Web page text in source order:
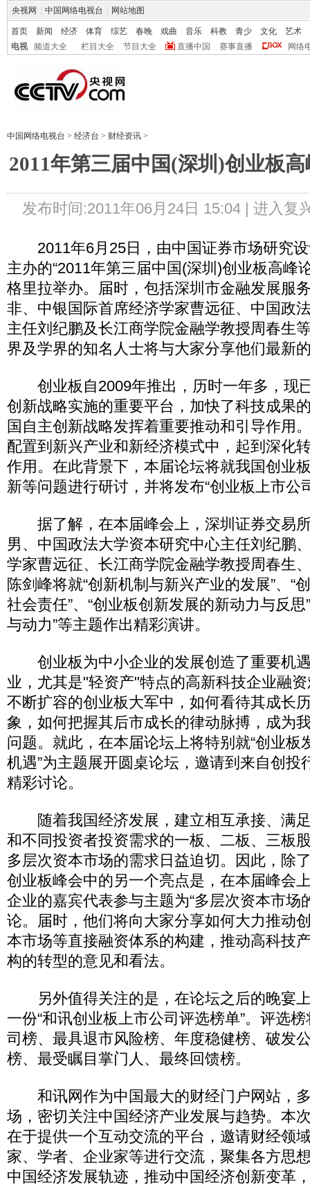
央视网 中国网络电视台 网站地图
首页 新闻 经济 体育 综艺 春晚 戏曲 音乐 科教 青少 文化
艺术
电视
频道大全 栏目大全 节目大全 直播中国 赛事直播 网络
中国网络电视台 > 经济台 > 财经资讯 >
2011年第三届中国(深圳)创业板
发布时间:2011年06月24日 15:04 | 进入复
2011年6月25日，由中国证券市场研究设
主办的“2011年第三届中国(深圳)创业板高峰
格里拉举办。届时，包括深圳市金融发展服
非、中银国际首席经济学家曹远征、中国政
主任刘纪鹏及长江商学院金融学教授周春生
界及学界的知名人士将与大家分享他们最新
创业板自2009年推出，历时一年多，现
创新战略实施的重要平台，加快了科技成果
国自主创新战略发挥着重要推动和引导作用
配置到新兴产业和新经济模式中，起到深化
作用。在此背景下，本届论坛将就我国创业
新等问题进行研讨，并将发布“创业板上市公
据了解，在本届峰会上，深圳证券交易
男、中国政法大学资本研究中心主任刘纪鹏
学家曹远征、长江商学院金融学教授周春生
陈剑峰将就“创新机制与新兴产业的发展”、“
社会责任”、“创业板创新发展的新动力与反思
与动力”等主题作出精彩演讲。
创业板为中小企业的发展创造了重要机
业，尤其是"轻资产"特点的高新科技企业融
不断扩容的创业板大军中，如何看待其成长
象，如何把握其后市成长的律动脉搏，成为
问题。就此，在本届论坛上将特别就“创业板
机遇”为主题展开圆桌论坛，邀请到来自创投
精彩讨论。
随着我国经济发展，建立相互承接、满
和不同投资者投资需求的一板、二板、三板
多层次资本市场的需求日益迫切。因此，除
创业板峰会中的另一个亮点是，在本届峰会
企业的嘉宾代表参与主题为“多层次资本市场
论。届时，他们将向大家分享如何大力推动
本市场等直接融资体系的构建，推动高科技
构的转型的意见和看法。
另外值得关注的是，在论坛之后的晚宴
一份“和讯创业板上市公司评选榜单”。评选
司榜、最具退市风险榜、年度稳健榜、破发
榜、最受瞩目掌门人、最终回馈榜。
和讯网作为中国最大的财经门户网站，
场，密切关注中国经济产业发展与趋势。本
在于提供一个互动交流的平台，邀请财经领
家、学者、企业家等进行交流，聚集各方思
中国经济发展轨迹，推动中国经济创新变革